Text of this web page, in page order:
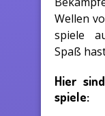
Wellen
spiele
Spaß
Hier
spiele: